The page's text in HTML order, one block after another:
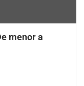
menor a